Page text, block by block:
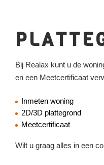
Bij Realax kunt u de
en een Meetcertificaat
Inmeten woning
2D/3D plattegrond
Meetcertificaat
Wilt u graag alles in een